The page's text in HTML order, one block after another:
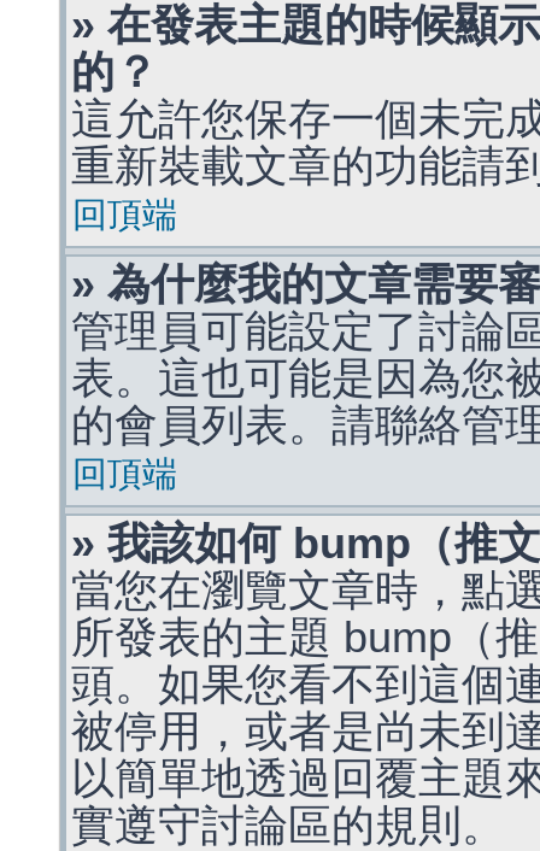
» 在發表主題的時候顯
的？
這允許您保存一個未完
重新裝載文章的功能請
回頂端
» 為什麼我的文章需要
管理員可能設定了討論
表。這也可能是因為您
的會員列表。請聯絡管
回頂端
» 我該如何 bump（推
當您在瀏覽文章時，點
所發表的主題 bump（
頭。如果您看不到這個
被停用，或者是尚未到
以簡單地透過回覆主題
實遵守討論區的規則。